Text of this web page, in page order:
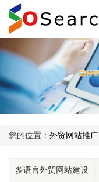
您的位置： 外贸网站推广
多语言外贸网站建设